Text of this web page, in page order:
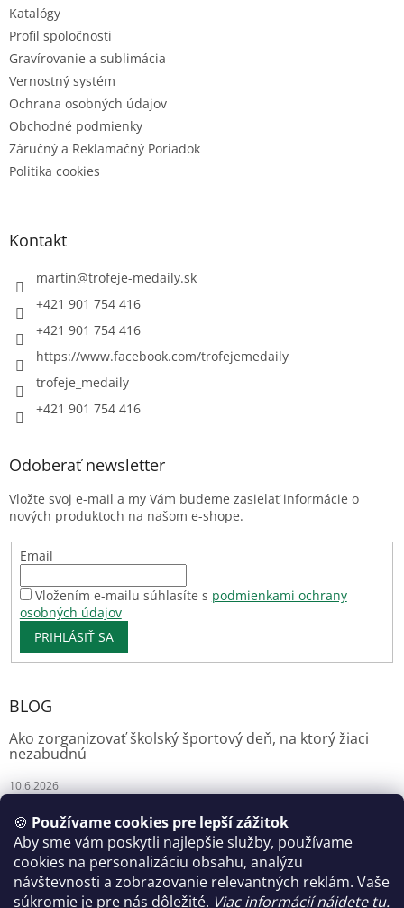
🍪 Používame cookies pre lepší zážitok
Aby sme vám poskytli najlepšie služby, používame
cookies na personalizáciu obsahu, analýzu
návštevnosti a zobrazovanie relevantných reklám. Vaše
súkromie je pre nás dôležité. Viac informácií nájdete tu.
Katalógy
Profil spoločnosti
Gravírovanie a sublimácia
Vernostný systém
Ochrana osobných údajov
Obchodné podmienky
Záručný a Reklamačný Poriadok
Politika cookies
Kontakt
martin@trofeje-medaily.sk
+421 901 754 416
+421 901 754 416
https://www.facebook.com/trofejemedaily
trofeje_medaily
+421 901 754 416
Odoberať newsletter
Vložte svoj e-mail a my Vám budeme zasielať informácie o
nových produktoch na našom e-shope.
Email
Vložením e-mailu súhlasíte s podmienkami ochrany
osobných údajov
PRIHLÁSIŤ SA
BLOG
Ako zorganizovať školský športový deň, na ktorý žiaci
nezabudnú
10.6.2026
Florianshop